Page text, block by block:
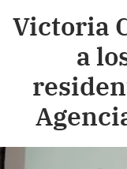
Victoria
a